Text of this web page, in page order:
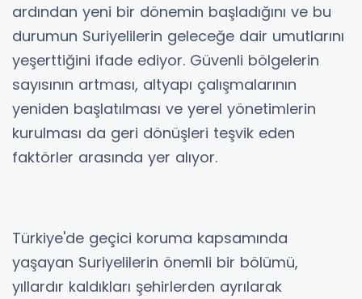
ardından yeni bir dönemin başladığını ve bu
durumun Suriyelilerin geleceğe dair umutlarını
yeşerttiğini ifade ediyor. Güvenli bölgelerin
sayısının artması, altyapı çalışmalarının
yeniden başlatılması ve yerel yönetimlerin
kurulması da geri dönüşleri teşvik eden
faktörler arasında yer alıyor.
Türkiye'de geçici koruma kapsamında
yaşayan Suriyelilerin önemli bir bölümü,
yıllardır kaldıkları şehirlerden ayrılarak